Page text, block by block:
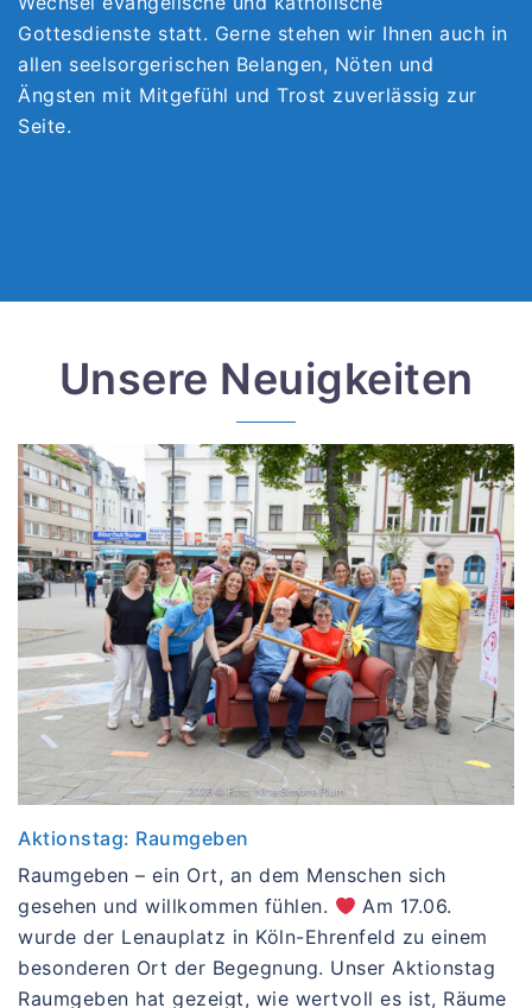
Gottesdienste statt. Gerne stehen wir Ihnen auch in
allen seelsorgerischen Belangen, Nöten und
Ängsten mit Mitgefühl und Trost zuverlässig zur
Seite.
Unsere Neuigkeiten
Aktionstag: Raumgeben
Raumgeben – ein Ort, an dem Menschen sich
gesehen und willkommen fühlen.
Am 17.06.
wurde der Lenauplatz in Köln-Ehrenfeld zu einem
besonderen Ort der Begegnung. Unser Aktionstag
Raumgeben hat gezeigt, wie wertvoll es ist, Räume